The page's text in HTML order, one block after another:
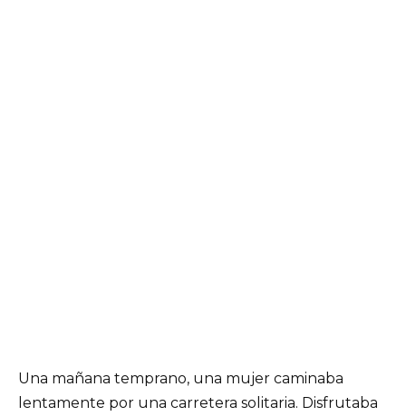
Una mañana temprano, una mujer caminaba
lentamente por una carretera solitaria. Disfrutaba